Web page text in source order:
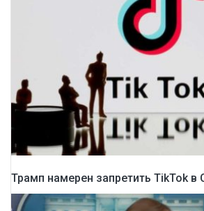
Трамп намерен запретить TikTok